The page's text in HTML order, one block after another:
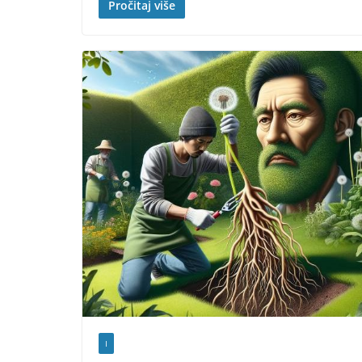
Pročitaj više
I